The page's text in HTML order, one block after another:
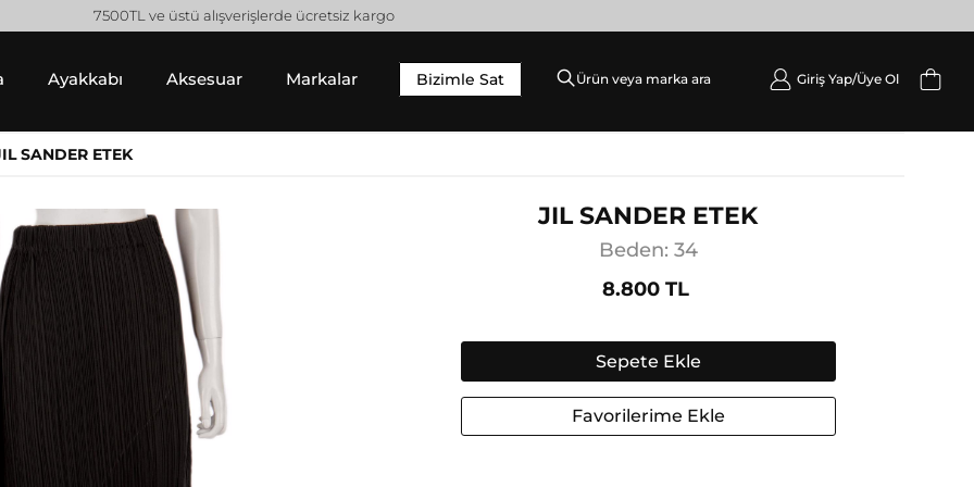
7500TL ve üstü alışverişlerde ücretsiz kargo
Ceket
Yelek
Ayakkabı Aksesuar Markalar
Gucci
Helmut Lang
Isabel Marant
Jil Sander
Bizimle Sat Giriş Yap/Üye Ol
SANDER ETEK
JIL SANDER ETEK
Beden: 34
8.800 TL
Sepete Ekle
Favorilerime Ekle